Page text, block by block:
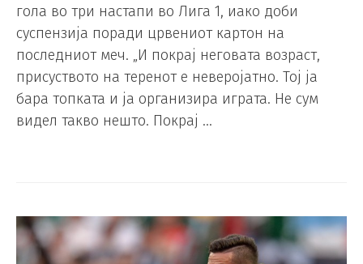
гола во три настапи во Лига 1, иако доби
суспензија поради црвениот картон на
последниот меч. „И покрај неговата возраст,
присуството на теренот е неверојатно. Тој ја
бара топката и ја организира играта. Не сум
видел такво нешто. Покрај …